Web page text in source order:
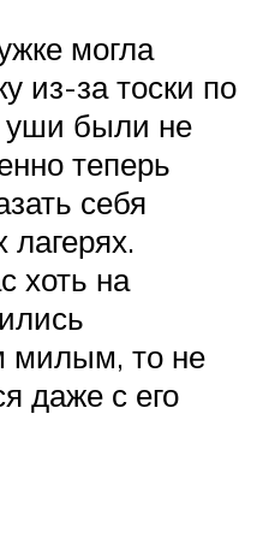
могла
из-за тоски по
были не
теперь
себя
хоть на
милым, то не
даже с его